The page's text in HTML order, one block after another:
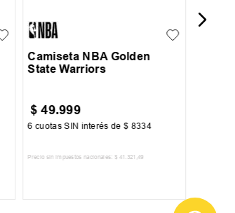
Camiseta NBA Golden
State Warriors
$ 49.999
6 cuotas SIN interés de$ 8334
Precio sin impuestos nacionales: $ 41 .321 ,49